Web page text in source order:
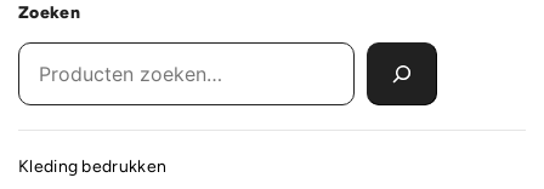
Zoeken
Kleding bedrukken